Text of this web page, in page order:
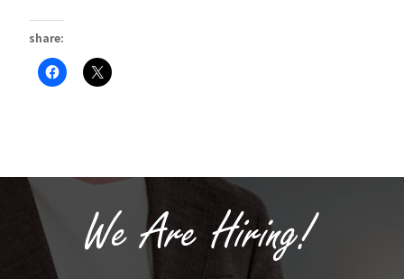
share:
Facebook
で
リ
ク
リ
有
(新
い
ウ
ィ
ン